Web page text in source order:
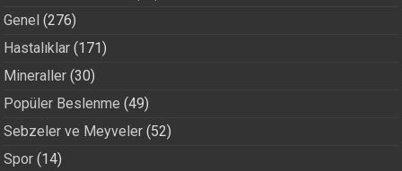
Genel (276)
Hastalıklar (171)
Mineraller (30)
Popüler Beslenme (49)
Sebzeler ve Meyveler (52)
Spor (14)